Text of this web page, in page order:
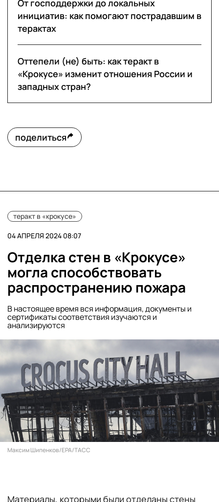
От господдержки до локальных
инициатив: как помогают пострадавшим в
терактах
Оттепели (не) быть: как теракт в
«Крокусе» изменит отношения России и
западных стран?
поделиться
теракт в «крокусе»
04 АПРЕЛЯ 2024 08:07
Отделка стен в «Крокусе»
могла способствовать
распространению пожара
В настоящее время вся информация, документы и
сертификаты соответствия изучаются и
анализируются
Максим Шипенков/EPA/ТАСС
Материалы, которыми были отделаны стены